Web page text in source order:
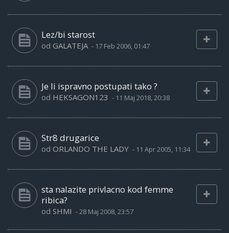
Lez/bi starost
od GALATEJA - 17 Feb 2006, 01:47
Je li ispravno postupati tako ?
od HEKSAGON123 - 11 Maj 2018, 20:38
Str8 drugarice
od ORLANDO THE LADY - 11 Apr 2005, 11:34
sta nalazite privlacno kod femme
ribica?
od SHMI -28 Maj 2008, 23:57